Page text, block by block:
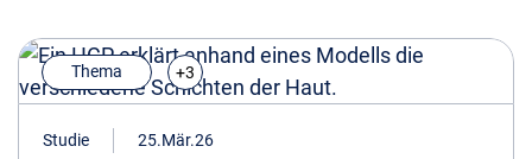
Thema +3
Studie 25.Mär.26